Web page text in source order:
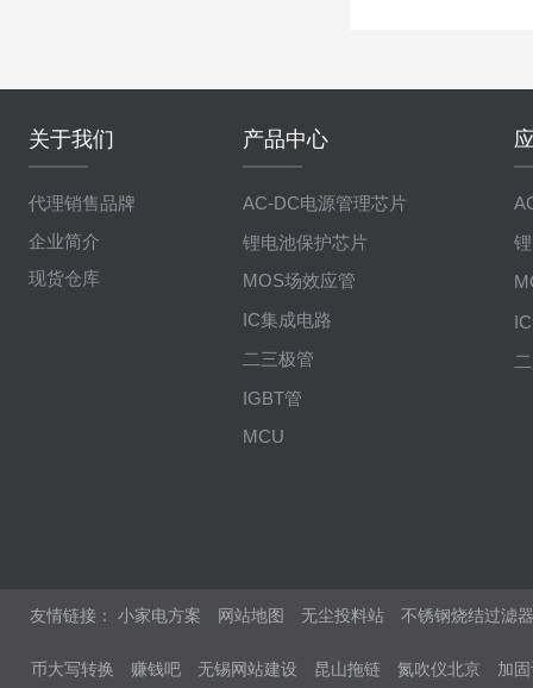
关于我们
代理销售品牌
企业简介
现货仓库
产品中心
AC-DC电源管理芯片
锂电池保护芯片
MOS场效应管
IC集成电路
二三极管
IGBT管
MCU
友情链接： 小家电方案 网站地图 无尘投料站 不锈钢烧结过滤器
币大写转换 赚钱吧 无锡网站建设 昆山拖链 氮吹仪北京 加